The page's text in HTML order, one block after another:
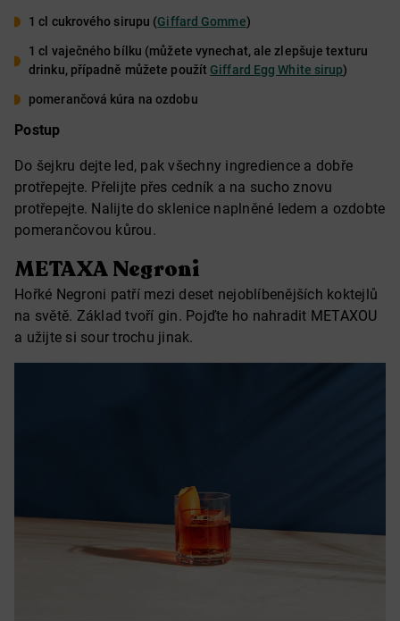
1 cl cukrového sirupu (Giffard Gomme)
1 cl vaječného bílku (můžete vynechat, ale zlepšuje texturu
drinku, případně můžete použít Giffard Egg White sirup)
pomerančová kúra na ozdobu
Postup
Do šejkru dejte led, pak všechny ingredience a dobře
protřepejte. Přelijte přes cedník a na sucho znovu
protřepejte. Nalijte do sklenice naplněné ledem a ozdobte
pomerančovou kůrou.
METAXA Negroni
Hořké Negroni patří mezi deset nejoblíbenějších koktejlů
na světě. Základ tvoří gin. Pojďte ho nahradit METAXOU
a užijte si sour trochu jinak.